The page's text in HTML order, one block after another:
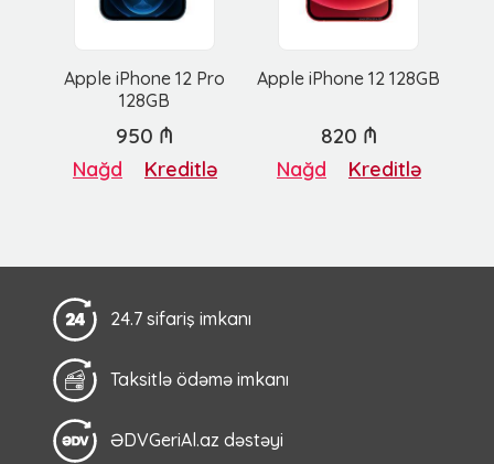
Apple iPhone 12 Pro
128GB
Apple iPhone 12 128GB
950 ₼
Nağd Kreditlə
820 ₼
Nağd Kreditlə
24.7 sifariş imkanı
Taksitlə ödəmə imkanı
ƏDVGeriAl.az dəstəyi